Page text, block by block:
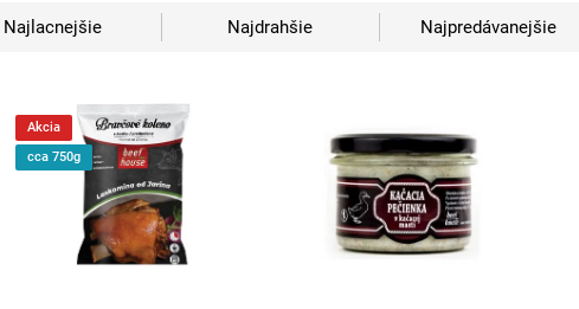
Najlacnejšie Najdrahšie Najpredávanejšie
Akcia
cca 750g